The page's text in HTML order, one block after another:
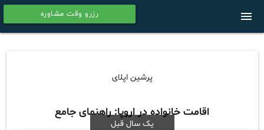
رزرو وقت مشاوره menu
پرشین اپلای
اقامت خانواده در اروپا: راهنمای جامع
یک سال قبل